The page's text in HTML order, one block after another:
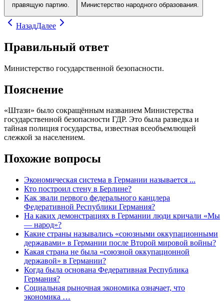
правящую партию.
Министерство народного образования.
НазадДалее
Правильный ответ
Министерство государственной безопасности.
Пояснение
«Штази» было сокращённым названием Министерства
государственной безопасности ГДР. Это была разведка и
тайная полиция государства, известная всеобъемлющей
слежкой за населением.
Похожие вопросы
Экономическая система в Германии называется ...
Кто построил стену в Берлине?
Как звали первого федерального канцлера
Федеративной Республики Германия?
На каких демонстрациях в Германии люди кричали «Мы
— народ»?
Какие страны назывались «союзными оккупационными
державами» в Германии после Второй мировой войны?
Какая страна не была «союзной оккупационной
державой» в Германии?
Когда была основана Федеративная Республика
Германия?
Социальная рыночная экономика означает, что
экономика …